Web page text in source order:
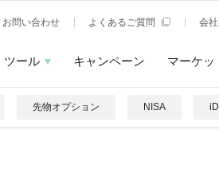
お問い合わせ よくあるご質問 会
ツール キャンペーン マーケッ
先物オプション NISA